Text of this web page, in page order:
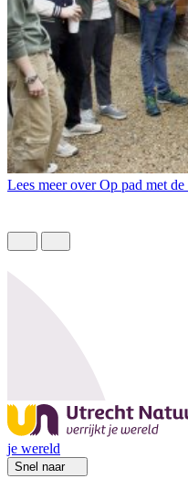
Lees meer over Op pad met
je wereld
Snel naar